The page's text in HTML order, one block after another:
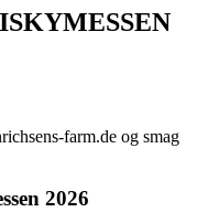
farm.de og smag
2026